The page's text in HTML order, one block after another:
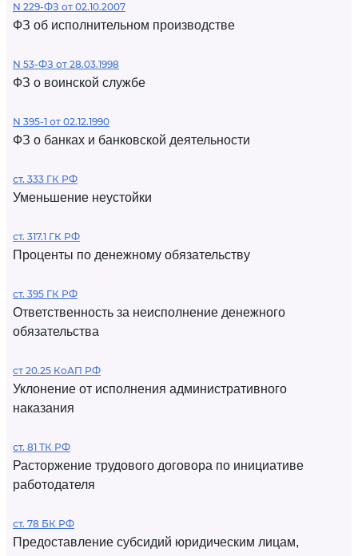
N 229-ФЗ от 02.10.2007
ФЗ об исполнительном производстве
N 53-ФЗ от 28.03.1998
ФЗ о воинской службе
N 395-1 от 02.12.1990
ФЗ о банках и банковской деятельности
ст. 333 ГК РФ
Уменьшение неустойки
ст. 317.1 ГК РФ
Проценты по денежному обязательству
ст. 395 ГК РФ
Ответственность за неисполнение денежного
обязательства
ст 20.25 КоАП РФ
Уклонение от исполнения административного
наказания
ст. 81 ТК РФ
Расторжение трудового договора по инициативе
работодателя
ст. 78 БК РФ
Предоставление субсидий юридическим лицам,